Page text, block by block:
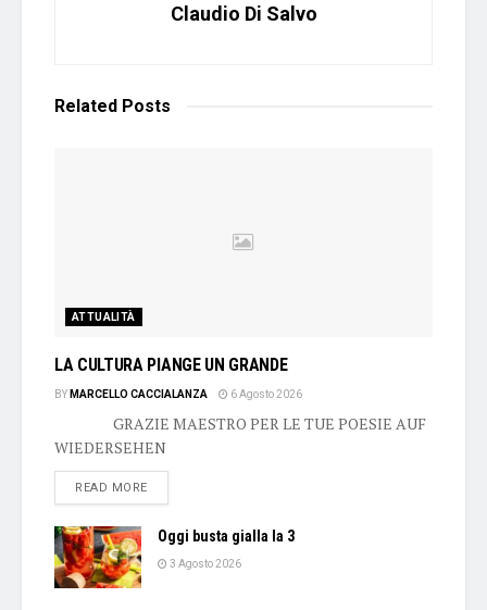
Claudio Di Salvo
Related Posts
ATTUALITÀ
LA CULTURA PIANGE UN GRANDE
BY MARCELLO CACCIALANZA 6 Agosto 2026
GRAZIE MAESTRO PER LE TUE POESIE AUF
WIEDERSEHEN
READ MOREDETAILS
Oggi busta gialla la 3
3 Agosto 2026